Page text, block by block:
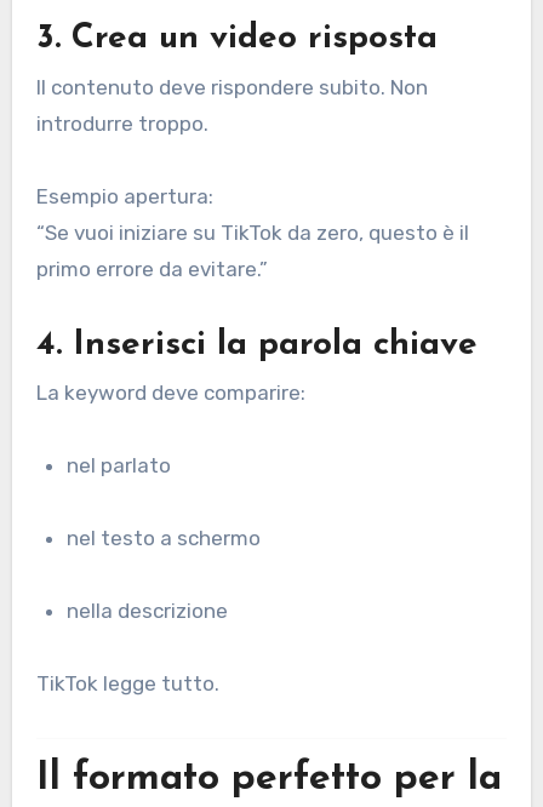
3. Crea un video risposta
Il contenuto deve rispondere subito. Non
introdurre troppo.
Esempio apertura:
“Se vuoi iniziare su TikTok da zero, questo è il
primo errore da evitare.”
4. Inserisci la parola chiave
La keyword deve comparire:
nel parlato
nel testo a schermo
nella descrizione
TikTok legge tutto.
Il formato perfetto per la